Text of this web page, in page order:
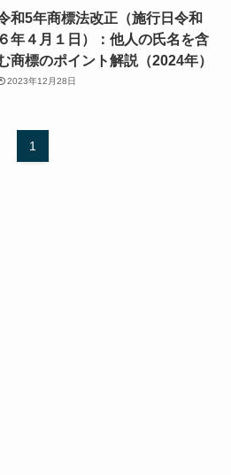
和5年商標法改正（施行日令和
６年４月１日）：他人の氏名を含
商標のポイント解説（2024年）
2023年12月28日
1